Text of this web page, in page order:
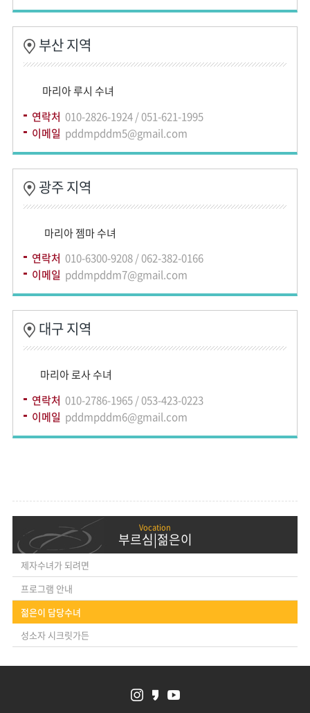
부산 지역
마리아 루시 수녀
연락처 010-2826-1924 / 051-621-1995
이메일 pddmpddm5@gmail.com
광주 지역
마리아 젬마 수녀
연락처 010-6300-9208 / 062-382-0166
이메일 pddmpddm7@gmail.com
대구 지역
마리아 로사 수녀
연락처 010-2786-1965 / 053-423-0223
이메일 pddmpddm6@gmail.com
부르심|젊은이
제자수녀가 되려면
프로그램 안내
젊은이 담당수녀
성소자 시크릿가든